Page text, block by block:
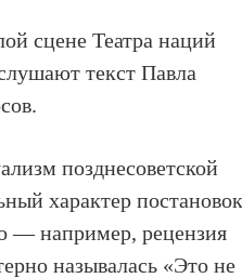
сцене Театра наций
текст Павла
позднесоветской
характер постановок
— например, рецензия
называлась «Это не